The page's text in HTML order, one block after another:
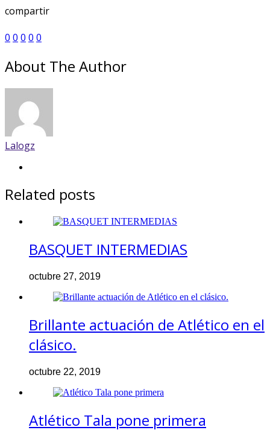
compartir
0 0 0 0 0
About The Author
Lalogz
Related posts
BASQUET INTERMEDIAS
octubre 27, 2019
Brillante actuación de Atlético en el
clásico.
octubre 22, 2019
Atlético Tala pone primera